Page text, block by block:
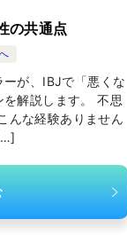
の共通点
が、IBJで「悪くな
解説します。 不思
んな経験ありません